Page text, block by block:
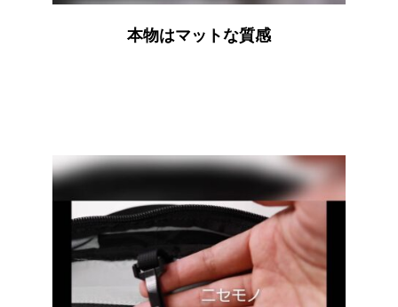
本物はマットな質感